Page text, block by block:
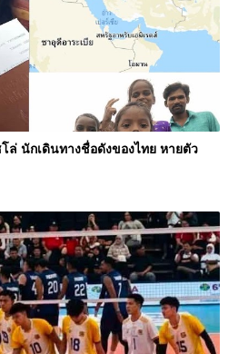
ล่ นักเดินทางชื่อดังของไทย หายตัว